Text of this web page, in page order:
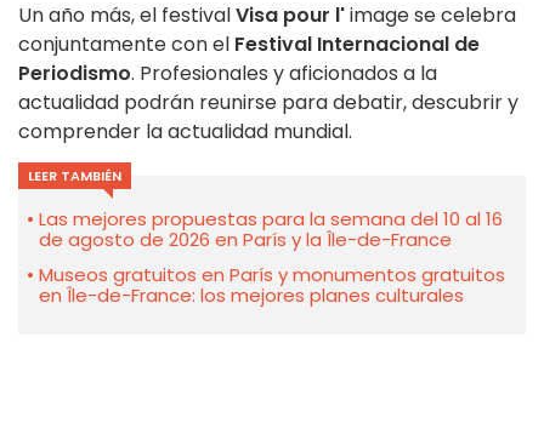
Un año más, el festivalVisa pour l'image se celebra
conjuntamente con el Festival Internacional de
Periodismo. Profesionales y aficionados a la
actualidad podrán reunirse para debatir, descubrir y
comprender la actualidad mundial.
LEER TAMBIÉN
Las mejores propuestas para la semana del 10 al 16
de agosto de 2026 en París y la Île-de-France
Museos gratuitos en París y monumentos gratuitos
en Île-de-France: los mejores planes culturales